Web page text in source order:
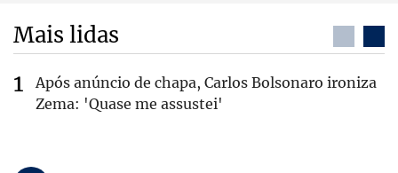
Mais lidas
Após anúncio de chapa, Carlos Bolsonaro ironiza
Zema: 'Quase me assustei'